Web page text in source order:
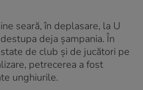
seară, în deplasare, la U
deja șampania. În
de club și de jucători pe
petrecerea a fost
unghiurile.